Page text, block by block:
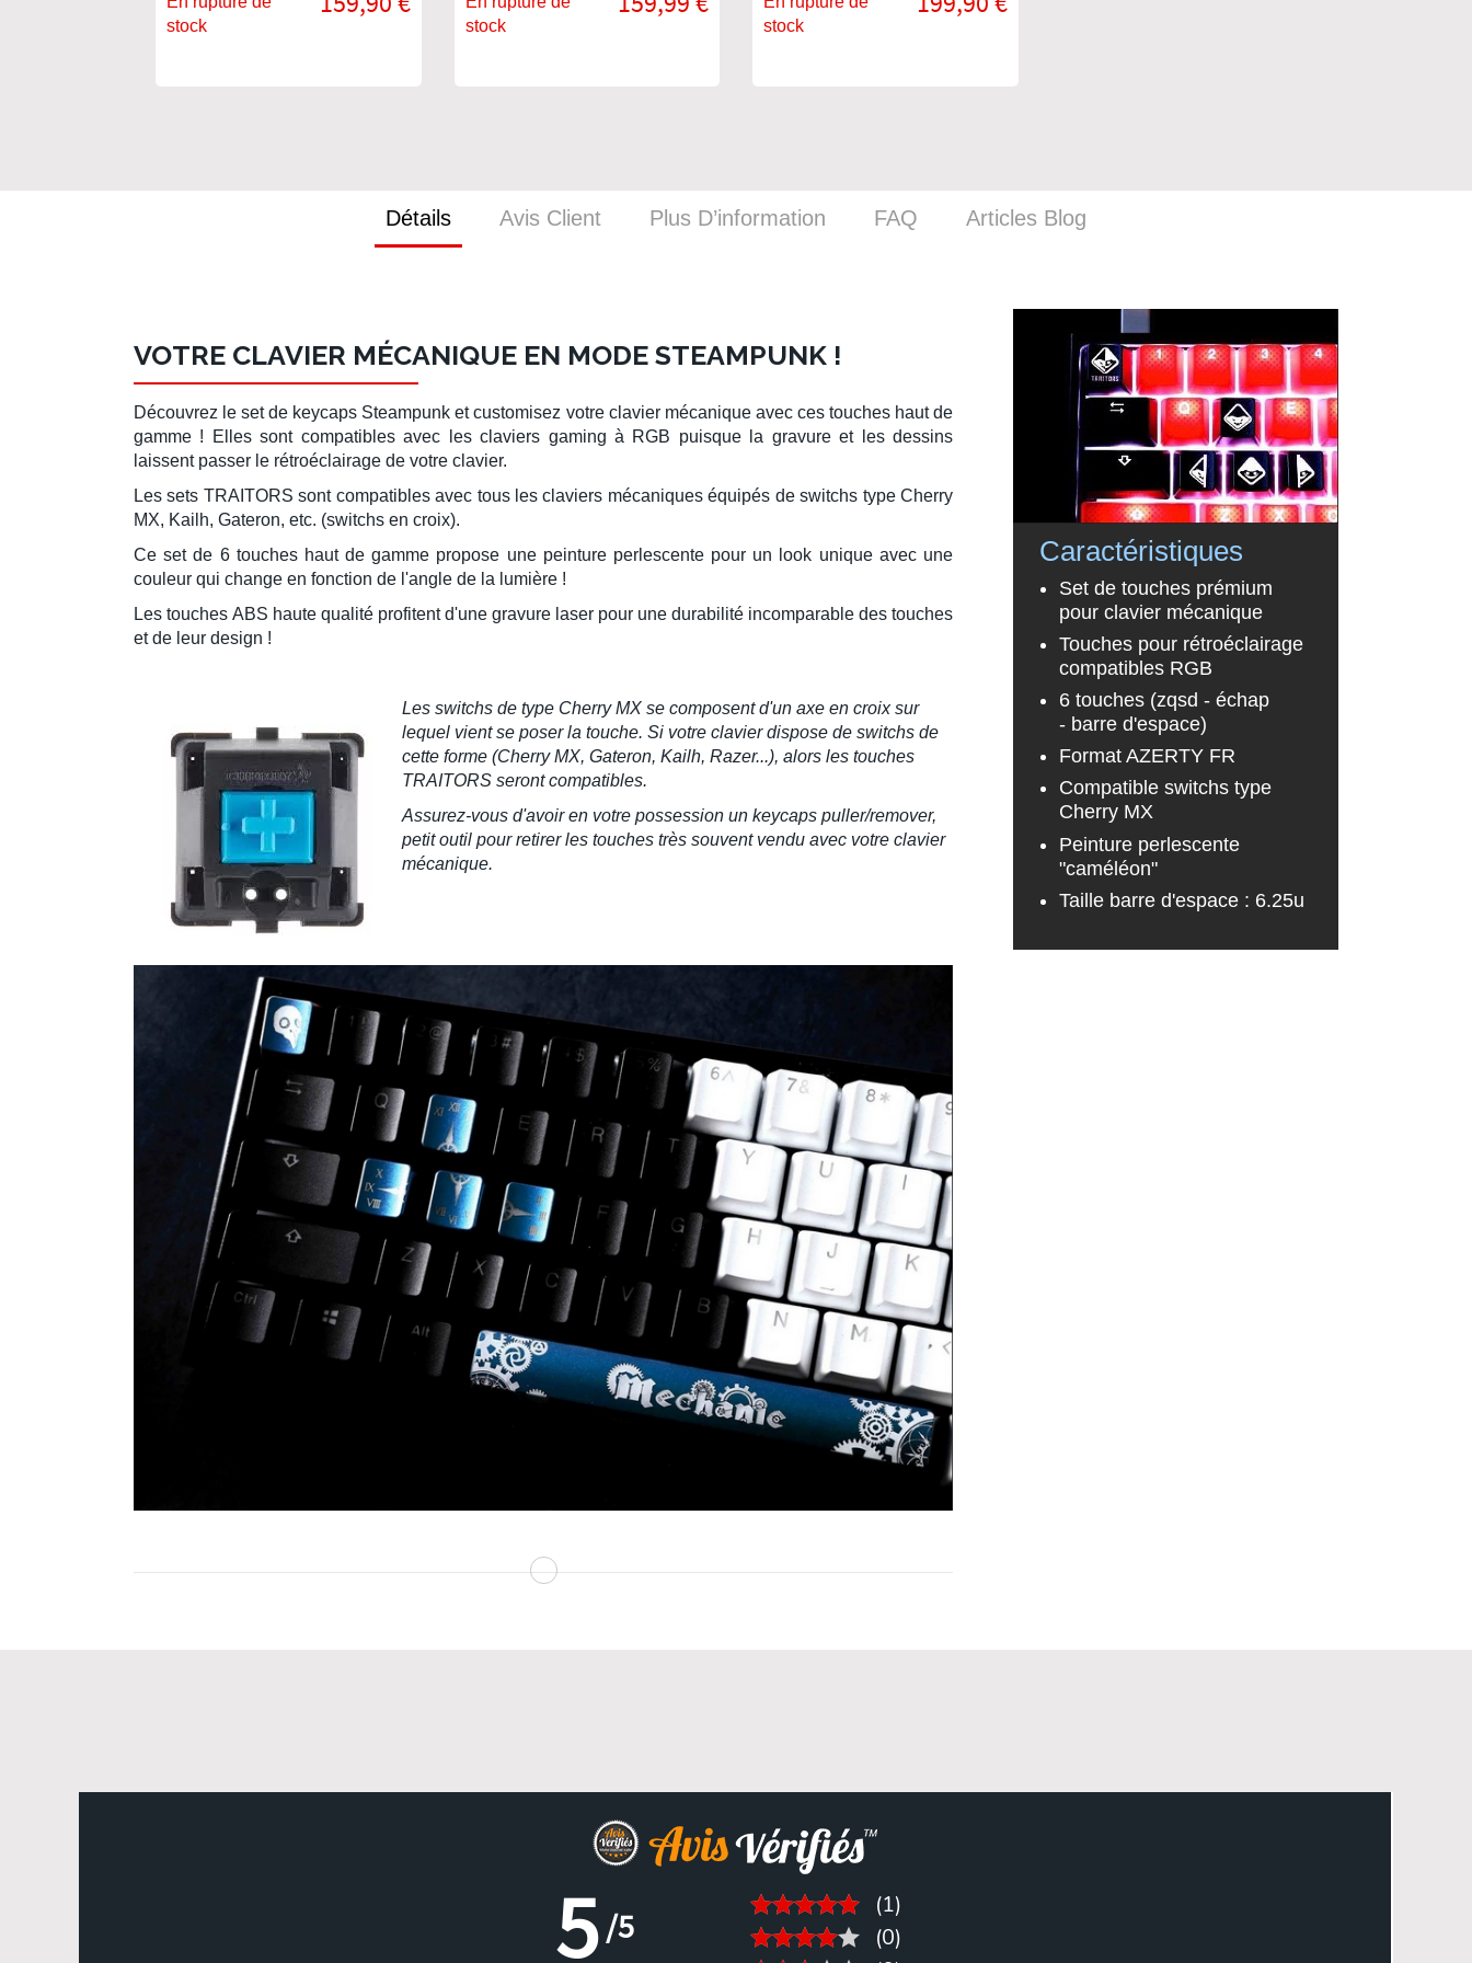
stock
stock
stock
Détails
Caractéristiques
Set de touches prémium
pour clavier mécanique
Touches pour rétroéclairage
compatibles RGB
6 touches (zqsd - échap
- barre d'espace)
Format AZERTY FR
Compatible switchs type
Cherry MX
Peinture perlescente
"caméléon"
Taille barre d'espace : 6.25u
VOTRE CLAVIER MÉCANIQUE EN MODE STEAMPUNK !
Découvrez leset de keycaps Steampunket customisez votre clavier mécaniqueavec ces touches haut de
gamme ! Elles sont compatibles avec lesclaviers gaming à RGB puisque la gravure et les dessins
laissent passer le rétroéclairage de votre clavier.
Les sets TRAITORS sont compatibles avec tous lesclaviers mécaniqueséquipés de switchs type Cherry
MX, Kailh, Gateron, etc. (switchs en croix).
Ce set de 6 touches haut de gamme propose une peinture perlescente pour un look unique avec une
couleur qui change en fonction de l'angle de la lumière !
Les touches ABS haute qualité profitent d'une gravure laser pour une durabilité incomparable des touches
et de leur design !
Les switchs de type Cherry MX se composent d'un axe en croix sur
lequel vient se poser la touche. Si votre clavier dispose de switchs de
cette forme (Cherry MX, Gateron, Kailh, Razer...), alors les touches
TRAITORS seront compatibles.
Assurez-vous d'avoir en votre possession un keycaps puller/remover,
petit outil pour retirer les touches très souvent vendu avec votre clavier
mécanique.
Avis Client Plus D’information FAQ Articles Blog
5/5
(1)
(0)